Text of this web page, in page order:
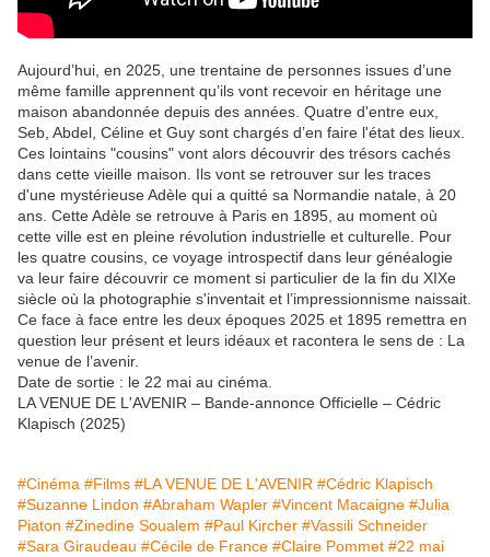
Aujourd’hui, en 2025, une trentaine de personnes issues d’une
même famille apprennent qu’ils vont recevoir en héritage une
maison abandonnée depuis des années. Quatre d'entre eux,
Seb, Abdel, Céline et Guy sont chargés d’en faire l'état des lieux.
Ces lointains "cousins" vont alors découvrir des trésors cachés
dans cette vieille maison. Ils vont se retrouver sur les traces
d'une mystérieuse Adèle qui a quitté sa Normandie natale, à 20
ans. Cette Adèle se retrouve à Paris en 1895, au moment où
cette ville est en pleine révolution industrielle et culturelle. Pour
les quatre cousins, ce voyage introspectif dans leur généalogie
va leur faire découvrir ce moment si particulier de la fin du XIXe
siècle où la photographie s'inventait et l’impressionnisme naissait.
Ce face à face entre les deux époques 2025 et 1895 remettra en
question leur présent et leurs idéaux et racontera le sens de : La
venue de l’avenir.
Date de sortie : le 22 mai au cinéma.
LA VENUE DE L'AVENIR – Bande-annonce Officielle – Cédric
Klapisch (2025)
#Cinéma #Films #LA VENUE DE L'AVENIR #Cédric Klapisch
#Suzanne Lindon #Abraham Wapler #Vincent Macaigne #Julia
Piaton #Zinedine Soualem #Paul Kircher #Vassili Schneider
#Sara Giraudeau #Cécile de France #Claire Pommet #22 mai